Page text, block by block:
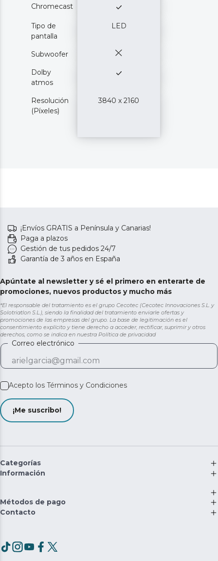
Chromecast
Tipo de
pantalla
LED
Subwoofer
Dolby
atmos
Resolución
(Píxeles)
3840 x 2160
¡Envíos GRATIS a Península y Canarias!
Paga a plazos
Gestión de tus pedidos 24/7
Garantía de 3 años en España
Apúntate al newsletter y sé el primero en enterarte de
promociones, nuevos productos y mucho más
*El responsable del tratamiento es el grupo Cecotec (Cecotec Innovaciones S.L. y
Solotriatlon S.L.), siendo la finalidad del tratamiento enviarle ofertas y
promociones de las empresas del grupo. La base de legitimación es el
consentimiento explícito y tiene derecho a acceder, rectificar, suprimir y otros
derechos, como se indica en nuestra Política de privacidad
Correo electrónico
Acepto los Términos y Condiciones
¡Me suscribo!
Categorías
Información
Métodos de pago
Contacto